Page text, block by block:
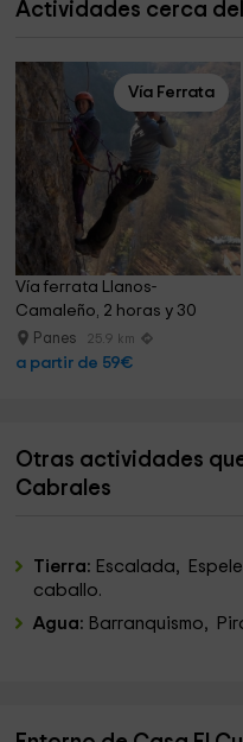
Actividades cerca
Vía Ferrata
Vía ferrata Llanos-
Camaleño, 2 horas y 30
minutos
Panes 25.9 km
a partir de 59€
Otras actividades
Cabrales
Tierra: Escalada,
caballo.
Agua: Barranquismo,